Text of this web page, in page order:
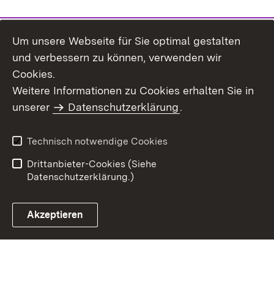
Benutzungshinweise
Erklärung zur
Um unsere Webseite für Sie optimal gestalten
und verbessern zu können, verwenden wir
Cookies.
Weitere Informationen zu Cookies erhalten Sie in
unserer
Datenschutzerklärung.
Technisch notwendige Cookies
Drittanbieter-Cookies (Siehe
Datenschutzerklärung.)
Akzeptieren